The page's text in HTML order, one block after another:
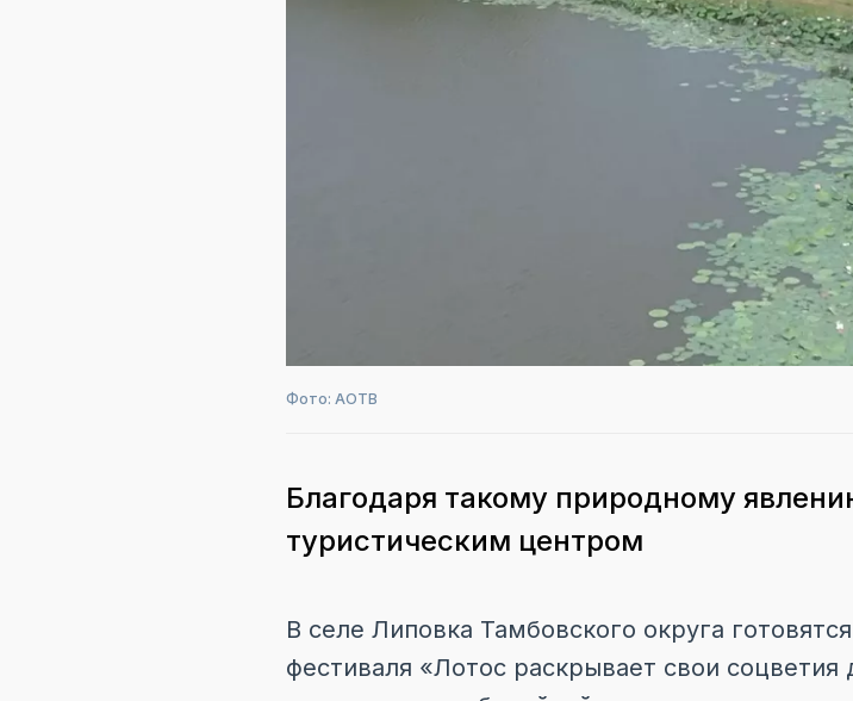
Фото: АОТВ
Благодаря такому природному
туристическим центром
В селе Липовка Тамбовского округа
фестиваля «Лотос раскрывает свои